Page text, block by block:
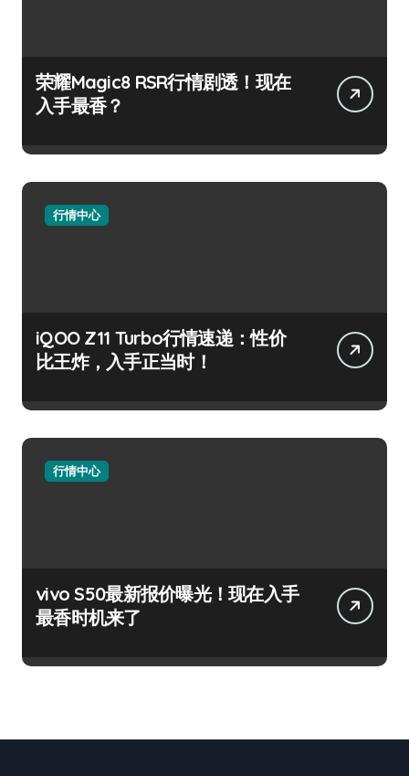
荣耀Magic8 RSR行情剧透！现在
入手最香？
行情中心
iQOO Z11 Turbo行情速递：性价
比王炸，入手正当时！
行情中心
vivo S50最新报价曝光！现在入手
最香时机来了